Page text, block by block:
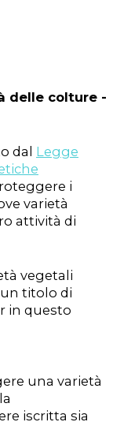
delle colture -
dal Legge
i
varietà
attività di
vegetali
titolo di
in questo
una varietà
iscritta sia